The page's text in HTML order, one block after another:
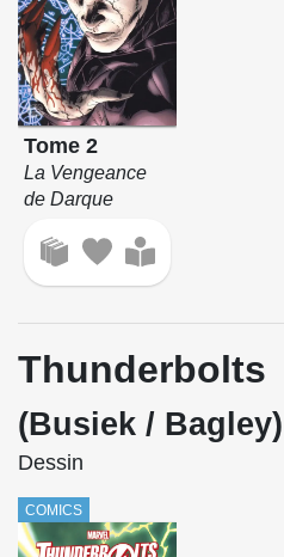
Tome 2
La Vengeance
de Darque
Thunderbolts
(Busiek / Bagley)
Dessin
COMICS